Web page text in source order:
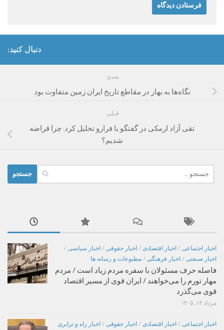
دنبال کنید:
بعدی
نگاه‌ها به بهار در مقاطع تاریخ ایران زمین متفاوت بود
قبلی
تقی آزاد ارمکی در گفتگو با فرارو تحلیل کرد: چرا قراضه
شدیم؟
برای:
اخبار اجتماعی / اخبار اقتصادی / اخبار حقوقی / اخبار سیاسی /
اخبار صنعتی / اخبار فرهنگی / مطبوعات و رسانه ها
فاصله حرف مسئولان با سفره مردم زیاد است / مردم
مهار تورم را می‌خواهند / ایران قوی از مسیر اقتصاد
قوی می‌گذرد
مرداد ۱۴, ۱۴۰۵
اخبار اجتماعی / اخبار اقتصادی / اخبار حقوقی / اخبار راه و ترابری